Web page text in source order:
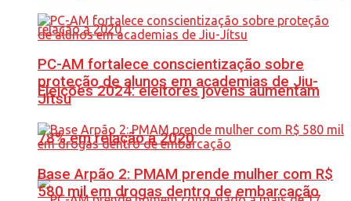
Eleições 2024: eleitores jovens aumentam
78% em relação a 2020
PC-AM fortalece conscientização sobre
proteção de alunos em academias de Jiu-
Jítsu
Base Arpão 2: PMAM prende mulher com R$
580 mil em drogas dentro de embarcação